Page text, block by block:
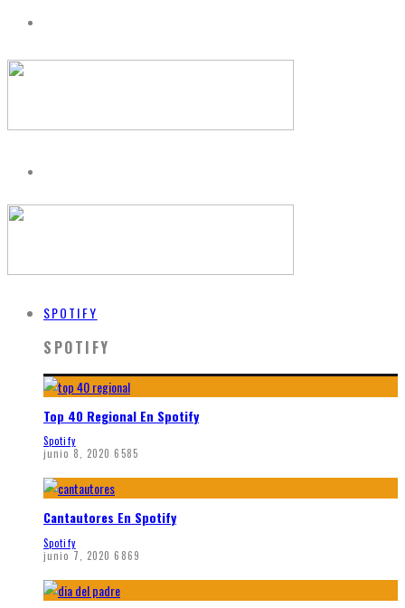
SPOTIFY
SPOTIFY
Top 40 Regional En Spotify
Spotify
junio 8, 2020 6585
Cantautores En Spotify
Spotify
junio 7, 2020 6869